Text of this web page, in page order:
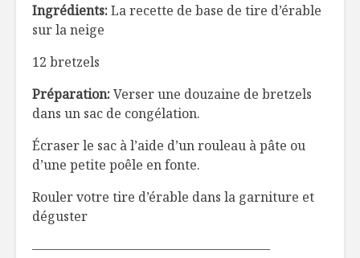
Ingrédients:La recette de base de tire d’érable
sur la neige
12 bretzels
Préparation:Verser une douzaine de bretzels
dans un sac de congélation.
Écraser le sac à l’aide d’un rouleau à pâte ou
d’une petite poêle en fonte.
Rouler votre tire d’érable dans la garniture et
déguster
——————————————————–